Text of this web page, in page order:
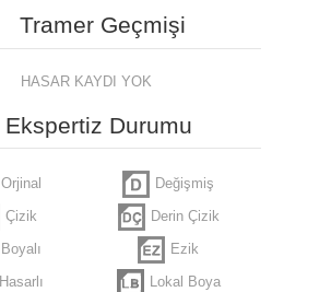
Tramer Geçmişi
HASAR KAYDI YOK
Ekspertiz Durumu
Orjinal
Değişmiş
Çizik
Derin Çizik
Boyalı
Ezik
Hasarlı
Lokal Boya